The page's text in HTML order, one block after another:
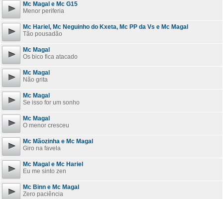
Mc Magal e Mc G15
Menor periferia
Mc Hariel, Mc Neguinho do Kxeta, Mc PP da Vs e Mc Magal
Tão pousadão
Mc Magal
Os bico fica atacado
Mc Magal
Não grita
Mc Magal
Se isso for um sonho
Mc Magal
O menor cresceu
Mc Mãozinha e Mc Magal
Giro na favela
Mc Magal e Mc Hariel
Eu me sinto zen
Mc Binn e Mc Magal
Zero paciência